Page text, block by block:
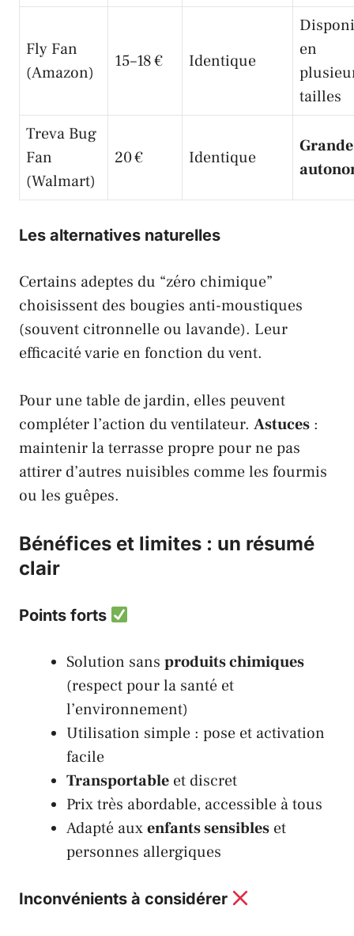
Fly Fan
(Amazon)
15–18 € Identique
en
tailles
Treva Bug
Fan
(Walmart)
20 € Identique
Grande
Les alternatives naturelles
Certains adeptes du “zéro chimique”
choisissent des bougies anti-moustiques
(souvent citronnelle ou lavande). Leur
efficacité varie en fonction du vent.
Pour une table de jardin, elles peuvent
compléter l’action du ventilateur. Astuces :
maintenir la terrasse propre pour ne pas
attirer d’autres nuisibles comme les fourmis
ou les guêpes.
Bénéfices et limites : un résumé
clair
Points forts
Solution sans produits chimiques
(respect pour la santé et
l’environnement)
Utilisation simple : pose et activation
facile
Transportable et discret
Prix très abordable, accessible à tous
Adapté auxenfants sensibles et
personnes allergiques
Inconvénients à considérer